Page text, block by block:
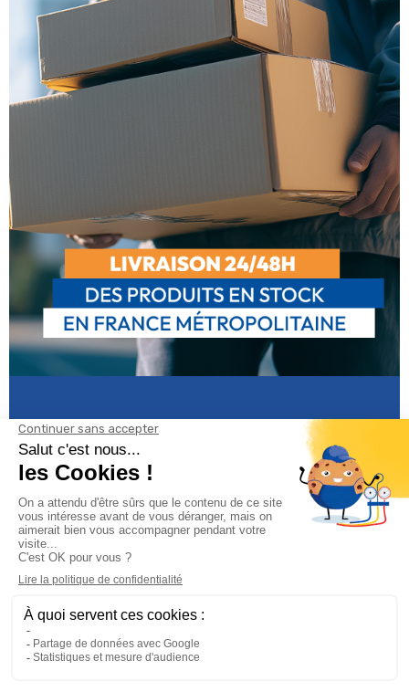
Informations
Climservice
Informations